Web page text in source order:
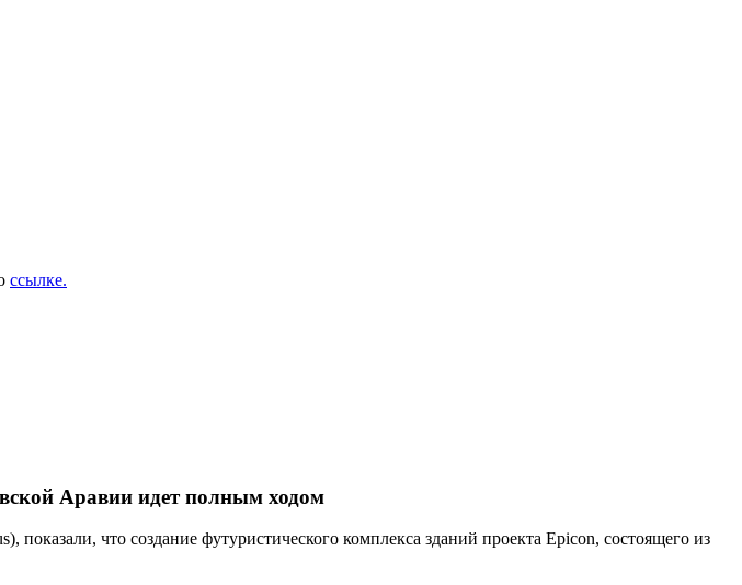
ссылке.
Аравии идет полным ходом
что создание футуристического комплекса зданий проекта Epicon, состоящего из